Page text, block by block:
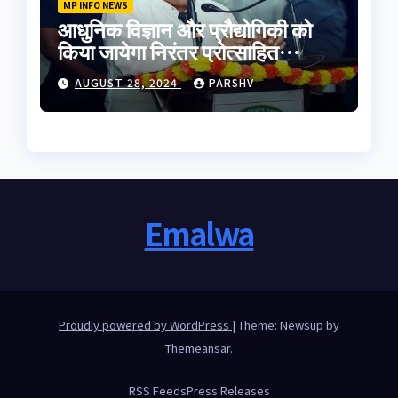
MP INFO NEWS
आधुनिक विज्ञान और प्रौद्योगिकी को
किया जायेगा निरंतर प्रोत्साहित
-मुख्यमंत्री डॉ. यादव
AUGUST 28, 2024 PARSHV
Emalwa
Proudly powered by WordPress | Theme: Newsup by
Themeansar.
RSS FeedsPress Releases